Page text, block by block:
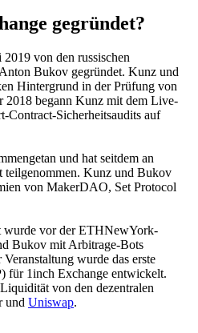
gegründet?
von den russischen
Bukov gegründet. Kunz und
Hintergrund in der Prüfung von
2018 begann Kunz mit dem Live-
Contract-Sicherheitsaudits auf
und hat seitdem an
teilgenommen. Kunz und Bukov
von MakerDAO, Set Protocol
wurde vor der ETHNewYork-
Bukov mit Arbitrage-Bots
wurde das erste
für 1inch Exchange entwickelt.
von den dezentralen
und Uniswap.